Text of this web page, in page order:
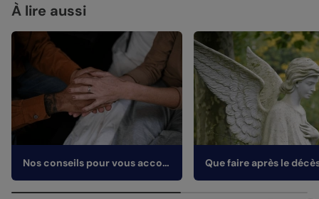
À lire aussi
Nos conseils pour vous accompagner après la perte d'un proche